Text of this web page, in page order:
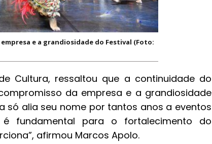
e a grandiosidade do Festival (Foto:
Cultura, ressaltou que a continuidade do
da empresa e a grandiosidade
só alia seu nome por tantos anos a eventos
fundamental para o fortalecimento do
afirmou Marcos Apolo.